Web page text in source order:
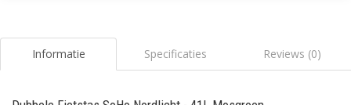
Informatie Specificaties Reviews (0)